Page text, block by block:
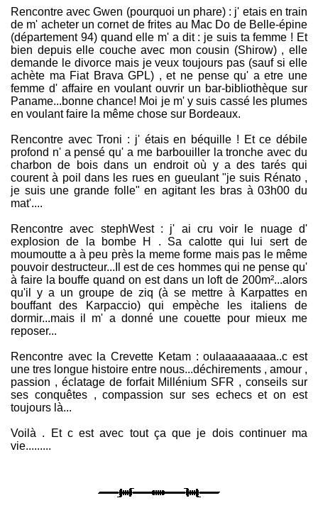
Rencontre avec Gwen (pourquoi un phare) : j' etais en train
de m' acheter un cornet de frites au Mac Do de Belle-épine
(département 94) quand elle m' a dit : je suis ta femme ! Et
bien depuis elle couche avec mon cousin (Shirow) , elle
demande le divorce mais je veux toujours pas (sauf si elle
achète ma Fiat Brava GPL) , et ne pense qu' a etre une
femme d' affaire en voulant ouvrir un bar-bibliothèque sur
Paname...bonne chance! Moi je m' y suis cassé les plumes
en voulant faire la même chose sur Bordeaux.
Rencontre avec Troni : j' étais en béquille ! Et ce débile
profond n' a pensé qu' a me barbouiller la tronche avec du
charbon de bois dans un endroit où y a des tarés qui
courent à poil dans les rues en gueulant "je suis Rénato ,
je suis une grande folle" en agitant les bras à 03h00 du
mat'....
Rencontre avec stephWest : j' ai cru voir le nuage d'
explosion de la bombe H . Sa calotte qui lui sert de
moumoutte a à peu près la meme forme mais pas le même
pouvoir destructeur...Il est de ces hommes qui ne pense qu'
à faire la bouffe quand on est dans un loft de 200m²...alors
qu'il y a un groupe de ziq (à se mettre à Karpattes en
bouffant des Karpaccio) qui empèche les italiens de
dormir...mais il m' a donné une couette pour mieux me
reposer...
Rencontre avec la Crevette Ketam : oulaaaaaaaaa..c est
une tres longue histoire entre nous...déchirements , amour ,
passion , éclatage de forfait Millénium SFR , conseils sur
ses conquêtes , compassion sur ses echecs et on est
toujours là...
Voilà . Et c est avec tout ça que je dois continuer ma
vie.........